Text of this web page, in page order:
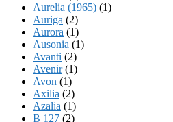
Aurelia (1965) (1)
Auriga (2)
Aurora (1)
Ausonia (1)
Avanti (2)
Avenir(1)
Avon (1)
Axilia (2)
Azalia (1)
B 127 (2)